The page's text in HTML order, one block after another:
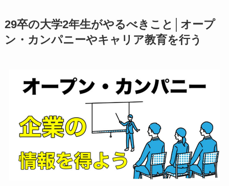
29卒の大学2年生がやるべきこと│オープ
ン・カンパニーやキャリア教育を行う